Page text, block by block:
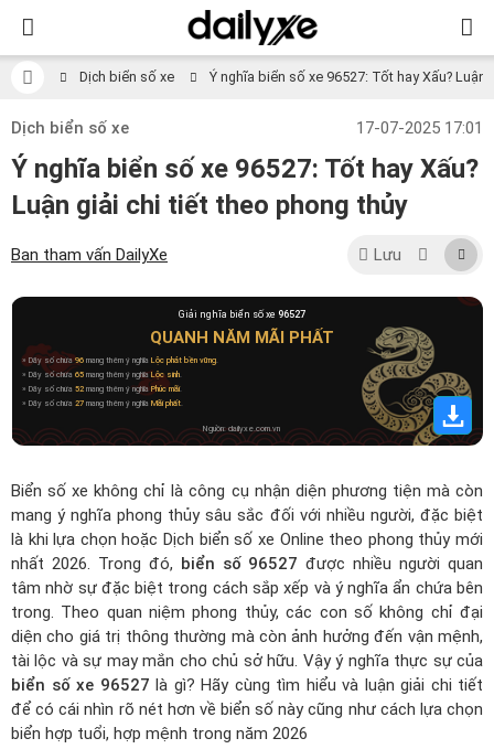
Dịch biển số xe Ý nghĩa biển số xe 96527: Tốt hay Xấu?
Dịch biển số xe 17-07-2025 17:01
Ý nghĩa biển số xe 96527: Tốt hay Xấu?
Luận giải chi tiết theo phong thủy
Ban tham vấn DailyXe Lưu
Giải nghĩa biển số xe 96527
QUANH NĂM MÃI PHẤT
» Dãy số chứa96 mang thêm ý nghĩa Lộc phát bền vững.
» Dãy số chứa 65 mang thêm ý nghĩaLộc sinh.
» Dãy số chứa 52 mang thêm ý nghĩaPhúc mãi.
» Dãy số chứa 27 mang thêm ý nghĩa Mãi phất.
Nguồn: dailyxe.com.vn
Biển số xe không chỉ là công cụ nhận diện phương tiện mà còn
mang ý nghĩa phong thủy sâu sắc đối với nhiều người, đặc biệt
là khi lựa chọn hoặcDịch biển số xe Online theo phong thủy mới
nhất 2026. Trong đó, biển số 96527 được nhiều người quan
tâm nhờ sự đặc biệt trong cách sắp xếp và ý nghĩa ẩn chứa bên
trong. Theo quan niệm phong thủy, các con số không chỉ đại
diện cho giá trị thông thường mà còn ảnh hưởng đến vận mệnh,
tài lộc và sự may mắn cho chủ sở hữu. Vậy ý nghĩa thực sự của
biển số xe 96527 là gì? Hãy cùng tìm hiểu và luận giải chi tiết
để có cái nhìn rõ nét hơn về biển số này cũng như cách lựa chọn
biển hợp tuổi, hợp mệnh trong năm 2026